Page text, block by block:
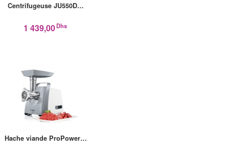
Centrifugeuse JU550D…
1 439,00Dhs
Hache viande ProPower…